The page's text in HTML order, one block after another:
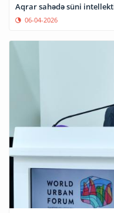
Aqrar sahədə süni
06-04-2026